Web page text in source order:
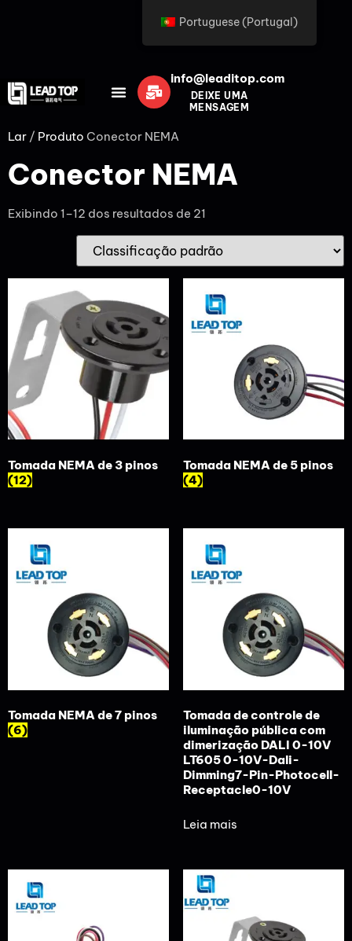
info@leaditop.com
DEIXE UMA
MENSAGEM
Lar / Produto Conector NEMA
Conector NEMA
Exibindo 1–12 dos resultados de 21
Tomada NEMA de 3 pinos
(12)
Tomada NEMA de 5 pinos
(4)
Tomada NEMA de 7 pinos
(6)
Tomada de controle de
iluminação pública com
dimerização DALI 0-10V
LT605 0-10V-Dali-
Dimming7-Pin-Photocell-
Receptacle0-10V
Leia mais
Portuguese (Portugal)